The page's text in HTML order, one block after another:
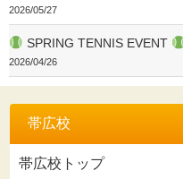
2026/05/27
SPRING TENNIS EVENT
2026/04/26
帯広校
帯広校トップ